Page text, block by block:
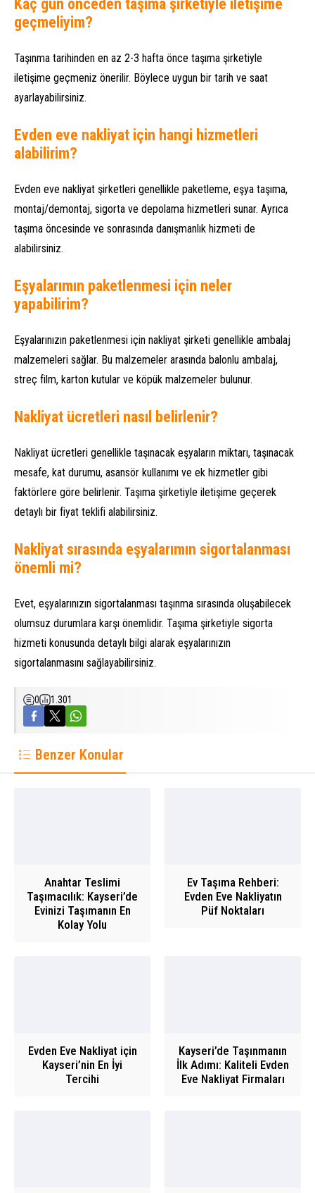
geçmeliyim?
Taşınma tarihinden en az 2-3 hafta önce taşıma şirketiyle
iletişime geçmeniz önerilir. Böylece uygun bir tarih ve saat
ayarlayabilirsiniz.
Evden eve nakliyat için hangi hizmetleri
alabilirim?
Evden eve nakliyat şirketleri genellikle paketleme, eşya taşıma,
montaj/demontaj, sigorta ve depolama hizmetleri sunar. Ayrıca
taşıma öncesinde ve sonrasında danışmanlık hizmeti de
alabilirsiniz.
Eşyalarımın paketlenmesi için neler
yapabilirim?
Eşyalarınızın paketlenmesi için nakliyat şirketi genellikle ambalaj
malzemeleri sağlar. Bu malzemeler arasında balonlu ambalaj,
streç film, karton kutular ve köpük malzemeler bulunur.
Nakliyat ücretleri nasıl belirlenir?
Nakliyat ücretleri genellikle taşınacak eşyaların miktarı, taşınacak
mesafe, kat durumu, asansör kullanımı ve ek hizmetler gibi
faktörlere göre belirlenir. Taşıma şirketiyle iletişime geçerek
detaylı bir fiyat teklifi alabilirsiniz.
Nakliyat sırasında eşyalarımın sigortalanması
önemli mi?
Evet, eşyalarınızın sigortalanması taşınma sırasında oluşabilecek
olumsuz durumlara karşı önemlidir. Taşıma şirketiyle sigorta
hizmeti konusunda detaylı bilgi alarak eşyalarınızın
sigortalanmasını sağlayabilirsiniz.
0 1.301
Benzer Konular
Anahtar Teslimi
Taşımacılık: Kayseri’de
Evinizi Taşımanın En
Kolay Yolu
Ev Taşıma Rehberi:
Evden Eve Nakliyatın
Püf Noktaları
Evden Eve Nakliyat için
Kayseri’nin En İyi
Tercihi
Kayseri’de Taşınmanın
İlk Adımı: Kaliteli Evden
Eve Nakliyat Firmaları